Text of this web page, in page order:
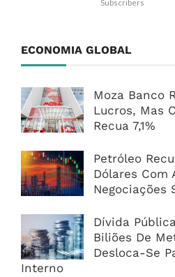
Subscribers
ECONOMIA GLOBAL
Moza Banco
Lucros, Mas
Recua 7,1%
Petróleo
Dólares Com
Negociações
Dívida
Biliões De
Desloca-Se
Interno